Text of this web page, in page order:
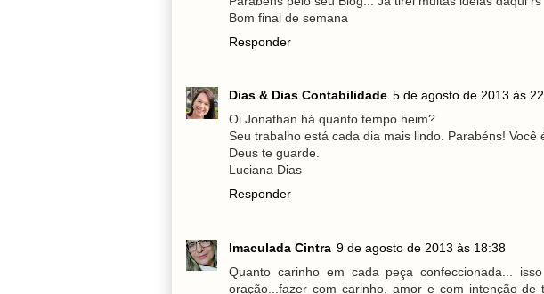
Bom final de semana
Responder
Dias & Dias Contabilidade 5 de agosto de 2013 às
Oi Jonathan há quanto tempo heim?
Seu trabalho está cada dia mais lindo. Parabéns! Você
Deus te guarde.
Luciana Dias
Responder
Imaculada Cintra 9 de agosto de 2013 às 18:38
Quanto carinho em cada peça confeccionada...
oração...fazer com carinho, amor e com intenção de